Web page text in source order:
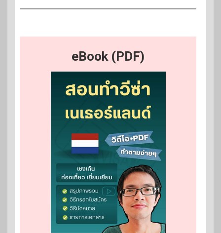
eBook (PDF)